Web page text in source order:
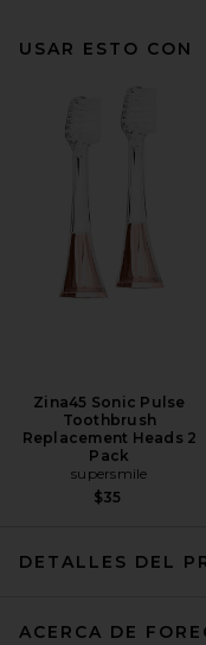
USAR ESTO CON
Zina45 Sonic Pulse
Toothbrush
Replacement Heads 2
Pack
supersmile
$35
DETALLES DEL
ACERCA DE